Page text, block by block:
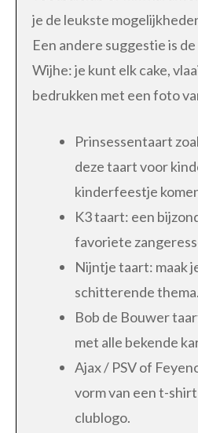
je de leukste
Een andere suggestie is
Wijhe: je kunt elk cake,
bedrukken met een foto
Prinsessentaart
deze taart voor
kinderfeestje
K3 taart: een
favoriete
Nijntje taart: maak
schitterende thema.
Bob de Bouwer
met alle bekende
Ajax / PSV of
vorm van een t-
clublogo.